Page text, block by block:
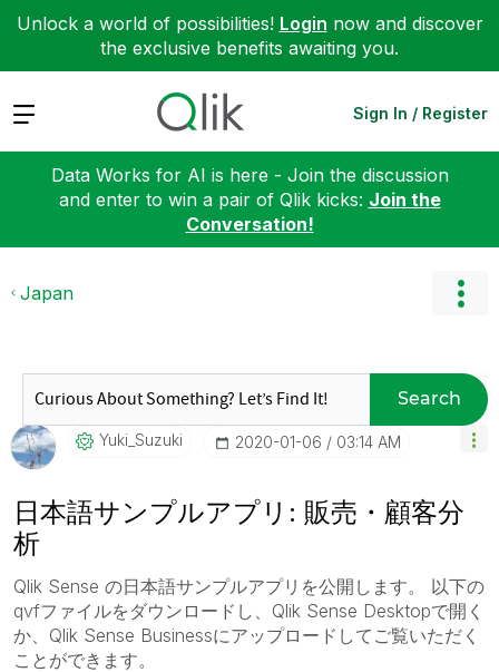
Unlock a world of possibilities! Login now and discover
the exclusive benefits awaiting you.
Expand Sign In / Register
Data Works for AI is here - Join the discussion
and enter to win a pair of Qlik kicks: Join the
Conversation!
Japan
Search
Yuki_Suzuki ‎2020-01-06 03:14 AM
日本語サンプルアプリ: 販売・顧客分
析
Qlik Sense の日本語サンプルアプリを公開します。 以下の
qvfファイルをダウンロードし、Qlik Sense Desktopで開く
か、Qlik Sense Businessにアップロードしてご覧いただく
ことができます。